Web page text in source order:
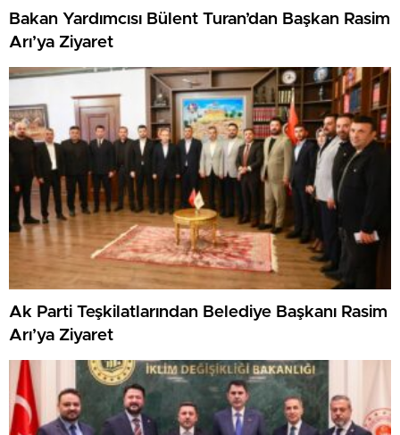
Bakan Yardımcısı Bülent Turan’dan Başkan Rasim
Arı’ya Ziyaret
Ak Parti Teşkilatlarından Belediye Başkanı Rasim
Arı’ya Ziyaret